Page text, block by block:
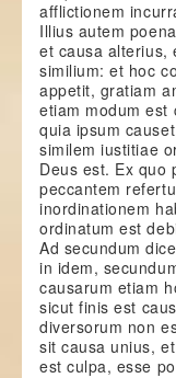
afflictionem
Illius autem
et causa alterius,
similium: et hoc
appetit, gratiam
etiam modum est
quia ipsum
similem iustitiae
Deus est. Ex quo
peccantem
inordinationem
ordinatum est
Ad secundum
in idem,
causarum etiam
sicut finis est
diversorum non
sit causa unius,
est culpa, esse